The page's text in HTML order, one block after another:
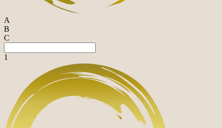
A
B
C
1